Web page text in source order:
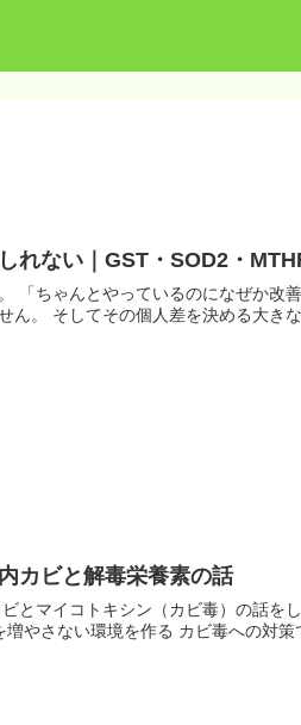
れない｜GST・SOD2・
「ちゃんとやっているのになぜか改
。 そしてその個人差を決める大き
カビと解毒栄養素の話
とマイコトキシン（カビ毒）の話を
やさない環境を作る カビ毒への対策